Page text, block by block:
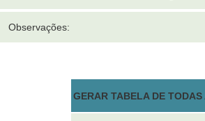
Observações:
GERAR TABELA DE